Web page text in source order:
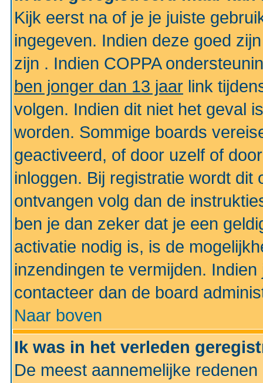
Kijk eerst na of je je juiste
ingegeven. Indien deze goed
zijn . Indien COPPA
ben jonger dan 13 jaar link
volgen. Indien dit niet het geval
worden. Sommige boards
geactiveerd, of door uzelf of
inloggen. Bij registratie wordt dit
ontvangen volg dan de
ben je dan zeker dat je een
activatie nodig is, is de
inzendingen te vermijden.
contacteer dan de board
Naar boven
Ik was in het verleden
De meest aannemelijke